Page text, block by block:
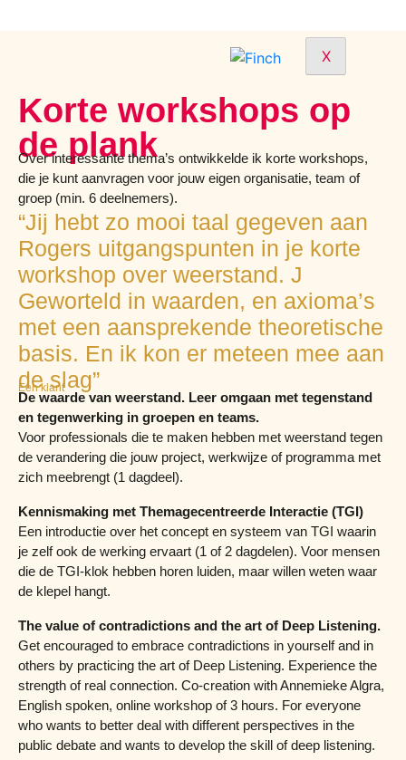
X
Korte workshops op
de plank
Over interessante thema’s ontwikkelde ik korte workshops,
die je kunt aanvragen voor jouw eigen organisatie, team of
groep (min. 6 deelnemers).
“Jij hebt zo mooi taal gegeven aan
Rogers uitgangspunten in je korte
workshop over weerstand. J
Geworteld in waarden, en axioma’s
met een aansprekende theoretische
basis. En ik kon er meteen mee aan
de slag”
Een klant
De waarde van weerstand. Leer omgaan met tegenstand
en tegenwerking in groepen en teams.
Voor professionals die te maken hebben met weerstand tegen
de verandering die jouw project, werkwijze of programma met
zich meebrengt (1 dagdeel).
Kennismaking met Themagecentreerde Interactie (TGI)
Een introductie over het concept en systeem van TGI waarin
je zelf ook de werking ervaart (1 of 2 dagdelen). Voor mensen
die de TGI-klok hebben horen luiden, maar willen weten waar
de klepel hangt.
The value of contradictions and the art of Deep Listening.
Get encouraged to embrace contradictions in yourself and in
others by practicing the art of Deep Listening. Experience the
strength of real connection. Co-creation with Annemieke Algra,
English spoken, online workshop of 3 hours. For everyone
who wants to better deal with different perspectives in the
public debate and wants to develop the skill of deep listening.